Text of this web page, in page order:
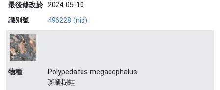
最後修改於 2024-05-10
識別號
496228 (nid)
物種
Polypedates megacephalus
斑腿樹蛙